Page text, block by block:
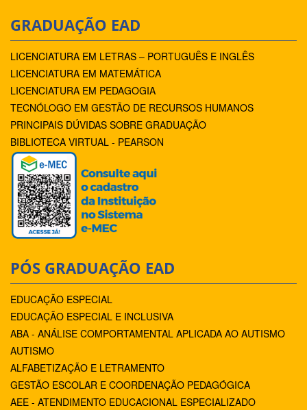
GRADUAÇÃO EAD
LICENCIATURA EM LETRAS – PORTUGUÊS E INGLÊS
LICENCIATURA EM MATEMÁTICA
LICENCIATURA EM PEDAGOGIA
TECNÓLOGO EM GESTÃO DE RECURSOS HUMANOS
PRINCIPAIS DÚVIDAS SOBRE GRADUAÇÃO
BIBLIOTECA VIRTUAL - PEARSON
PÓS GRADUAÇÃO EAD
EDUCAÇÃO ESPECIAL
EDUCAÇÃO ESPECIAL E INCLUSIVA
ABA - ANÁLISE COMPORTAMENTAL APLICADA AO AUTISMO
AUTISMO
ALFABETIZAÇÃO E LETRAMENTO
GESTÃO ESCOLAR E COORDENAÇÃO PEDAGÓGICA
AEE - ATENDIMENTO EDUCACIONAL ESPECIALIZADO